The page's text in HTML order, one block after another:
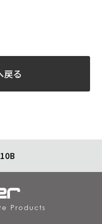
戻る
Products